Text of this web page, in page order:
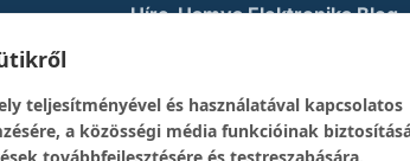
Híre-Hamva Elektronika Blog
oldala
Robotika Pécs – Alapítvány
teljesítményével és használatával kapcsolatos
a közösségi média funkcióinak